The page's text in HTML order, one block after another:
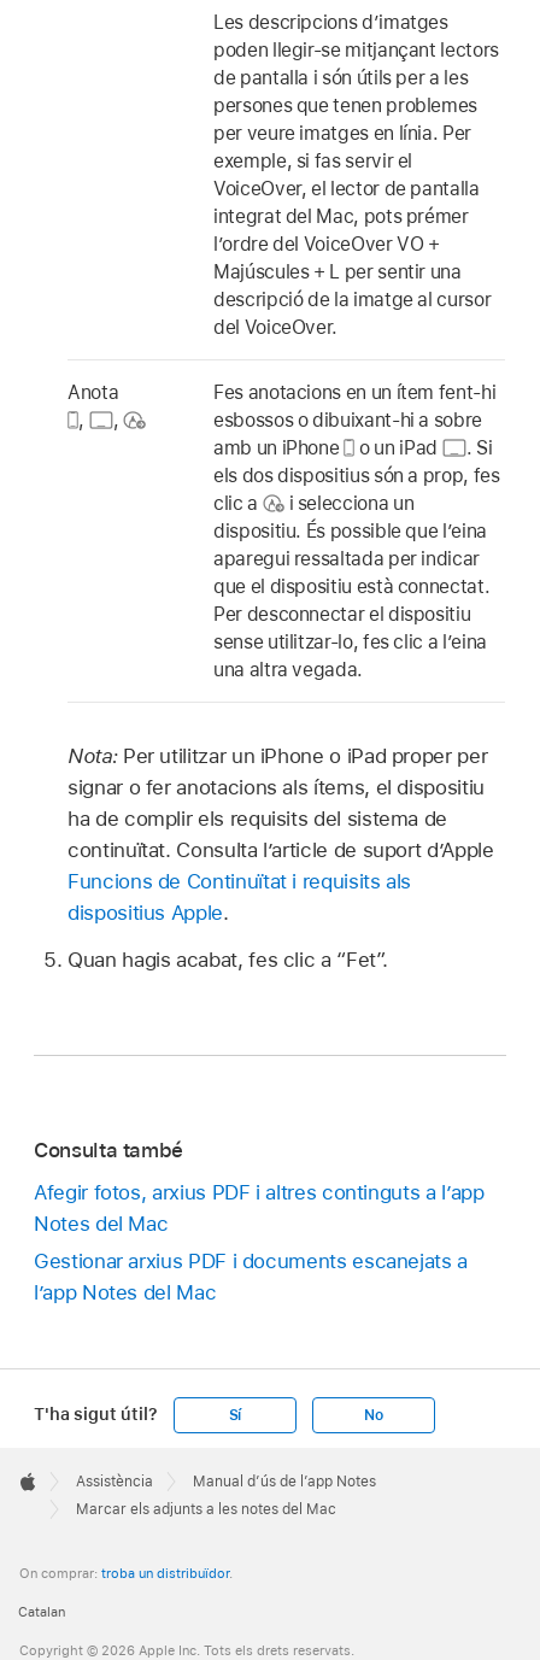
Les descripcions d’imatges
poden llegir-se mitjançant lectors
de pantalla i són útils per a les
persones que tenen problemes
per veure imatges en línia. Per
exemple, si fas servir el
VoiceOver, el lector de pantalla
integrat del Mac, pots prémer
l’ordre del VoiceOver VO +
Majúscules + L per sentir una
descripció de la imatge al cursor
del VoiceOver.
Anota
,
,
Fes anotacions en un ítem fent-hi
esbossos o dibuixant-hi a sobre
amb un iPhone
o un iPad . Si
els dos dispositius són a prop, fes
clic a
i selecciona un
dispositiu. És possible que l’eina
aparegui ressaltada per indicar
que el dispositiu està connectat.
Per desconnectar el dispositiu
sense utilitzar-lo, fes clic a l’eina
una altra vegada.
Nota: Per utilitzar un iPhone o iPad proper per
signar o fer anotacions als ítems, el dispositiu
ha de complir els requisits del sistema de
continuïtat. Consulta l’article de suport d’Apple
Funcions de Continuïtat i requisits als
dispositius Apple.
Quan hagis acabat, fes clic a “Fet”.
Consulta també
Afegir fotos, arxius PDF i altres continguts a l’app
Notes del Mac
Gestionar arxius PDF i documents escanejats a
l’app Notes del Mac
T'ha sigut útil? Sí No
Footer

Apple
Assistència
Manual d’ús de l’app Notes
Marcar els adjunts a les notes del Mac
On comprar: troba un distribuïdor.
Catalan
Copyright © 2026 Apple Inc. Tots els drets reservats.